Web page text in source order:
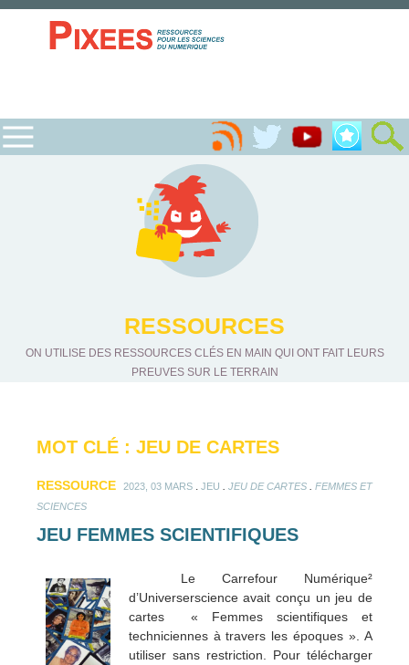
RESSOURCES
ON UTILISE DES RESSOURCES CLÉS EN MAIN QUI ONT FAIT LEURS
PREUVES SUR LE TERRAIN
MOT CLÉ : JEU DE CARTES
RESSOURCE 2023, 03 MARS JEU JEU DE CARTES
FEMMES ET
SCIENCES
JEU FEMMES SCIENTIFIQUES
Le Carrefour Numérique²
d’Universerscience avait conçu un jeu de
cartes « Femmes scientifiques et
techniciennes à travers les époques ». A
utiliser sans restriction. Pour télécharger